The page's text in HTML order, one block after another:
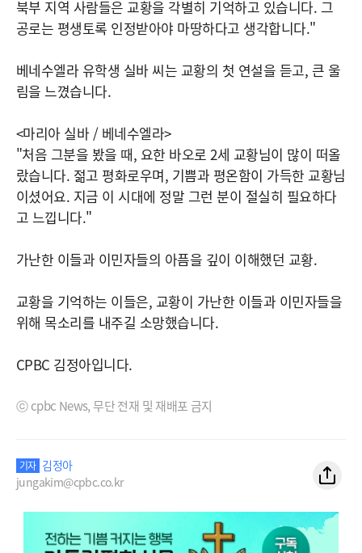
북부 지역 사람들은 교황을 각별히 기억하고 있습니다. 그
공로는 평생토록 인정받아야 마땅하다고 생각합니다."
베네수엘라 유학생 실바 씨는 교황의 첫 연설을 듣고, 큰 울
림을 느꼈습니다.
<마리아 실바 / 베네수엘라>
"처음 그분을 봤을 때, 요한 바오로 2세 교황님이 많이 떠올
랐습니다. 젊고 평화로우며, 기쁨과 평온함이 가득한 교황님
이셨어요. 지금 이 시대에 정말 그런 분이 절실히 필요하다
고 느낍니다."
가난한 이들과 이민자들의 아픔을 깊이 이해했던 교황.
교황을 기억하는 이들은, 교황이 가난한 이들과 이민자들을
위해 목소리를 내주길 소망했습니다.
CPBC 김정아입니다.
ⓒ cpbc News, 무단 전재 및 재배포 금지
기자 김정아
jungakim@cpbc.co.kr